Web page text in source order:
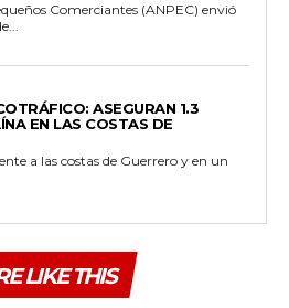
Comerciantes (ANPEC) envió
ASEGURAN 1.3
EN LAS COSTAS DE
a las costas de Guerrero y en un
LIKE THIS